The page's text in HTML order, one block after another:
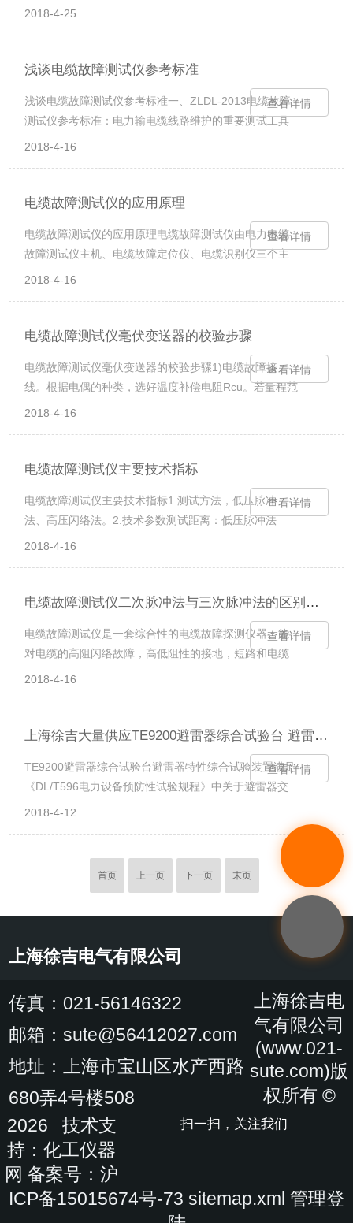
用电缆故障测试仪的时候，我们必须要注意一些细节...
采购电缆识别仪，而在网上搜索买家更为的方便，但是
单的介绍一下应注意的问题，为您以后网上购买电缆识
别仪打好基础。1、在购买之前找用过电缆识别仪的有经
验的人们咨询一下哪个厂家的产品质量好。2、根据了解
选择可靠的供货商，但是要注意不要盲目相信进口设
备，应从本企业的自身需求和企业实力等多方面...
2018-4-25
浅谈电缆故障测试仪参考标准
浅谈电缆故障测试仪参考标准一、ZLDL-2013电缆故障
测试仪参考标准：电力输电缆线路维护的重要测试工具
参考标准：闪测仪参考标准：DL/T849.1-2004定点仪参
试结果度2、安全可靠：采用新型电流取样器，一种全新
的取样方法3、携带方便：主机采用锂电池供电、轻巧、
便于携带、方便野外测试和矿井电缆测试。二、ZLDL-
2013电缆故障测试仪简介：ZLDL-...
2018-4-16
查看详情
电缆故障测试仪的应用原理
电缆故障测试仪的应用原理电缆故障测试仪由电力电缆
故障测试仪主机、电缆故障定位仪、电缆识别仪三个主
要部分组成。电缆故障测试仪主机用于测量电缆故障故
大致位置的基础上来确定电缆故障点的*位置。对于未知
走向的埋地电缆，需使用路径仪来确定电缆的地下走
向。电力电缆故障进行测试的基本方法是通过对故障电
力电缆施加高压脉冲，在电缆故障点处产生击穿，电缆
故障击穿点放电的同时对外产生电磁波并同时发出声
2018-4-16
查看详情
电缆故障测试仪毫伏变送器的校验步骤
电缆故障测试仪毫伏变送器的校验步骤1)电缆故障接
线。根据电偶的种类，选好温度补偿电阻Rcu。若量程范
围小于lomv，短接反馈回路中的R川大于lomV时则接入
wa串接。而后，按好校验电路。校验时应将Rcu短接。
2)电缆故障测试仪上桥电流检查。调整w：使上桥电流为
1mA。在接线端子④与⑥间接入一个电流表检查其是否
为lmA。3)电缆故障测试仪开环放大倍数检查及反信号检
查。调wl使...
2018-4-16
查看详情
电缆故障测试仪主要技术指标
电缆故障测试仪主要技术指标1.测试方法，低压脉冲
法、高压闪络法。2.技术参数测试距离：低压脉冲法
时，zui大测试距离16Km；高压闪络法时，zui大测试距
2μs、4μs三种。采样频率:48MHz、24MHz、12MHz、
6MHz。系统定点误差：主机测量结果再配合数显同步定
点仪测量，误差为零。读数分辨率:1m预置了4种电缆介
质的电波传播速度：油浸纸：160m/μs...
2018-4-16
查看详情
电缆故障测试仪二次脉冲法与三次脉冲法的区别及原理
电缆故障测试仪是一套综合性的电缆故障探测仪器。能
对电缆的高阻闪络故障，高低阻性的接地，短路和电缆
的断线，接触不良等故障进行测试，若配备声测法定点
障测试仪工作原理电力电缆故障测试仪由电力电缆故障
测试仪主机、电缆故障定位仪、电缆路径仪三个主要部
分组成。电缆故障测试仪主机用于测量电缆故障故障性
质，全长及电缆故障点距测试端的大致位置。电缆故障
定点仪是在电缆故障测试仪主机确定电缆故障点的大...
2018-4-16
查看详情
上海徐吉大量供应TE9200避雷器综合试验台 避雷器试验台
TE9200避雷器综合试验台避雷器特性综合试验装置满足
《DL/T596电力设备预防性试验规程》中关于避雷器交
直流特性测量的要求。用于测量避雷器的交流特性：泄
值、全电流峰值、基波有功功率，谐波有功功率，三次
谐波，五次谐波等工频参考电压下的交流特性；也可用
U1mA及0.75倍参考电压下的泄漏电流值I0.75U1mA；
还可用于其他各种设备的交、直流耐压试验。该装置由
2018-4-12
查看详情
首页 上一页 下一页 末页
上海徐吉电气有限公司
传真：021-56146322
邮箱：sute@56412027.com
地址：上海市宝山区水产西路
680弄4号楼508
扫一扫，关注我们
上海徐吉电
气有限公司
(www.021-
sute.com)版
权所有 ©
2026 技术支
持：化工仪器
网 备案号：沪
ICP备15015674号-73 sitemap.xml 管理登